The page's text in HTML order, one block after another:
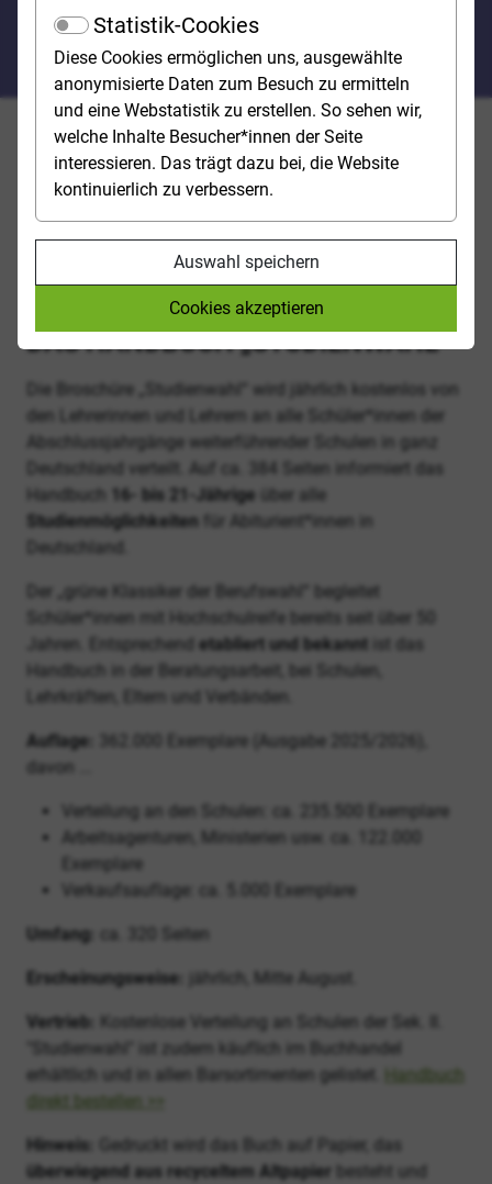
Statistik-Cookies
Diese Cookies ermöglichen uns, ausgewählte
anonymisierte Daten zum Besuch zu ermitteln
und eine Webstatistik zu erstellen. So sehen wir,
welche Inhalte Besucher*innen der Seite
interessieren. Das trägt dazu bei, die Website
kontinuierlich zu verbessern.
Auswahl speichern
Cookies akzeptieren
Über studienwahl.de und das
Buch „Studienwahl“
Das Handbuch „Studienwahl“ und das Portal
studienwahl.de informieren Abiturient*innen und
Studieninteressierte umfassend zur Studienwahl und -
planung. Diese offiziellen Informationsmedien der
Bundesrepublik Deutschland werden im Auftrag der
Stiftung für Hochschulzulassung und der
DAS HANDBUCH „STUDIENWAHL“
Die Broschüre „Studienwahl“ wird jährlich kostenlos von
den Lehrerinnen und Lehrern an alle Schüler*innen der
Abschlussjahrgänge weiterführender Schulen in ganz
Deutschland verteilt. Auf ca. 384 Seiten informiert das
Handbuch
16- bis 21-Jährige über alle
Studienmöglichkeiten
für Abiturient*innen in
Deutschland.
Der „grüne Klassiker der Berufswahl“ begleitet
Schüler*innen mit Hochschulreife bereits seit über 50
Jahren. Entsprechend etabliert und bekannt
ist das
Handbuch in der Beratungsarbeit, bei Schulen,
Lehrkräften, Eltern und Verbänden.
Auflage:
Exemplare (Ausgabe 2025/2026),
davon ...
Verteilung an den Schulen: ca. 235.500 Exemplare
Arbeitsagenturen, Ministerien usw. ca. 122.000
Exemplare
Verkaufsauflage: ca. 5.000 Exemplare
Umfang: ca. 320 Seiten
Erscheinungsweise: jährlich, Mitte August.
Vertrieb:
Kostenlose Verteilung an Schulen der Sek. II.
"Studienwahl" ist zudem käuflich im Buchhandel
erhältlich und in allen Barsortimenten gelistet.
Handbuch
direkt bestellen >>
Hinweis:
Gedruckt wird das Buch auf Papier, das
überwiegend aus recyceltem Altpapier
besteht und